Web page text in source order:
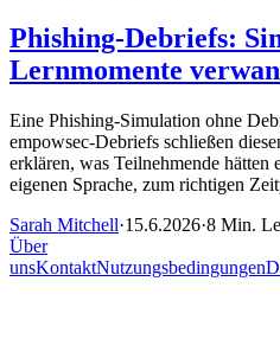
Phishing-Debriefs:
Lernmomente
Eine Phishing-Simulation ohne
empowsec-Debriefs schließen
erklären, was Teilnehmende hätten
eigenen Sprache, zum richtigen
Sarah Mitchell·15.6.2026·8 Min.
Über
unsKontaktNutzungsbedingungen